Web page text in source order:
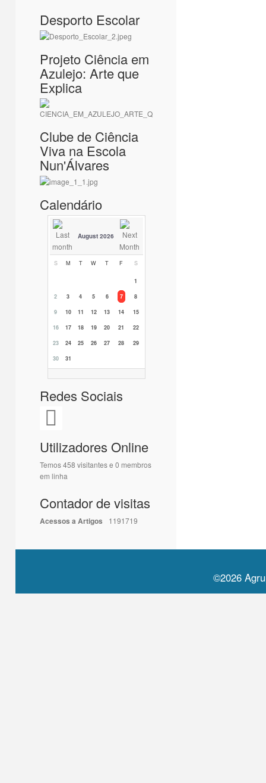
Desporto Escolar
Projeto Ciência em
Azulejo: Arte que
Explica
Clube de Ciência
Viva na Escola
Nun'Álvares
Calendário
August 2026
S M T W T F S
1
2
3 4 5 6 7
8
9
10 11 12 13 14
15
16
17 18 19 20 21
22
23
24 25 26 27 28
29
30
31
Redes Sociais
Utilizadores Online
Temos 458 visitantes e 0 membros
em linha
Contador de visitas
Acessos a Artigos 1191719
©2026